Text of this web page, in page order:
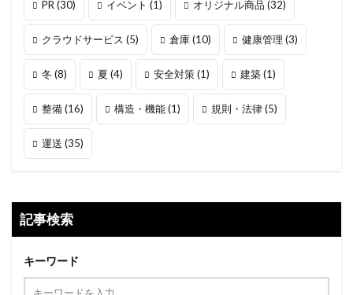
PR (30) イベント (1) オリジナル商品 (32)
クラウドサービス (5) 倉庫(10) 健康管理 (3)
冬 (8) 夏 (4) 安全対策(1) 建築(1)
整備(16) 構造・機能(1) 規則・法律(5)
運送 (35)
記事検索
キーワード